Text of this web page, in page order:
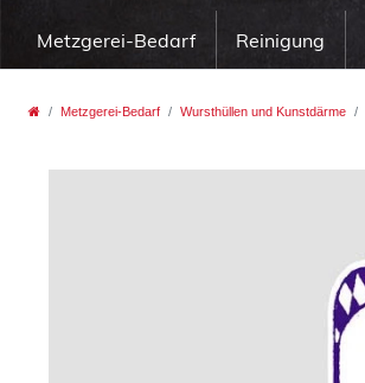
Metzgerei-Bedarf Reinigung
Metzgerei-Bedarf Wursthüllen und Kunstdärme